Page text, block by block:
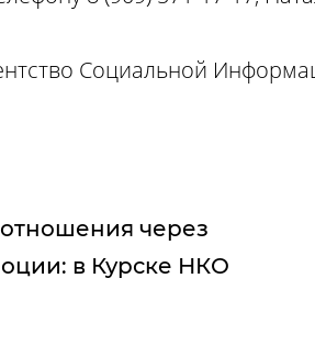
Социальной
через
в Курске НКО